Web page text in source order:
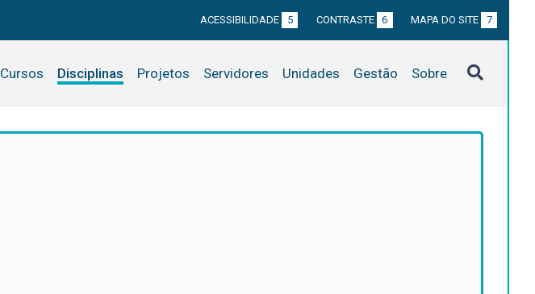
ACESSIBILIDADE 5 CONTRASTE 6 MAPA DO SITE 7
Cursos Disciplinas Projetos Servidores Unidades Gestão Sobre